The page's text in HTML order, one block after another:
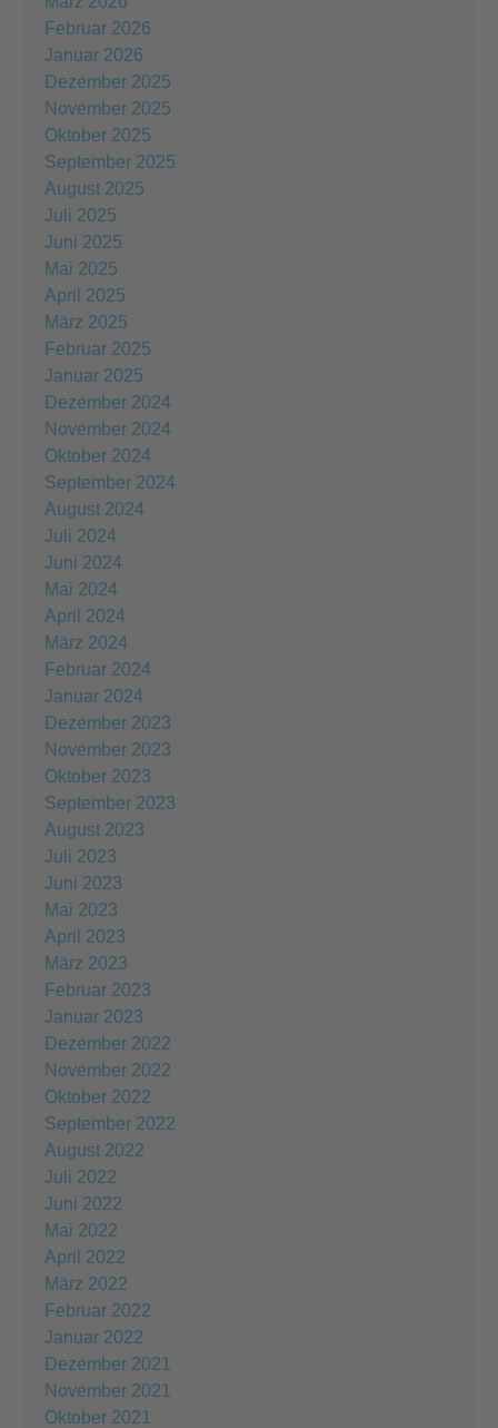
Februar 2026
Januar 2026
Dezember 2025
November 2025
Oktober 2025
September 2025
August 2025
Juli 2025
Juni 2025
Mai 2025
April 2025
März 2025
Februar 2025
Januar 2025
Dezember 2024
November 2024
Oktober 2024
September 2024
August 2024
Juli 2024
Juni 2024
Mai 2024
April 2024
März 2024
Februar 2024
Januar 2024
Dezember 2023
November 2023
Oktober 2023
September 2023
August 2023
Juli 2023
Juni 2023
Mai 2023
April 2023
März 2023
Februar 2023
Januar 2023
Dezember 2022
November 2022
Oktober 2022
September 2022
August 2022
Juli 2022
Juni 2022
Mai 2022
April 2022
März 2022
Februar 2022
Januar 2022
Dezember 2021
November 2021
Oktober 2021